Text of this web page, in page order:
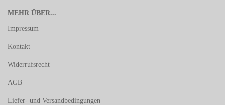
MEHR ÜBER...
Impressum
Kontakt
Widerrufsrecht
AGB
Liefer- und Versandbedingungen